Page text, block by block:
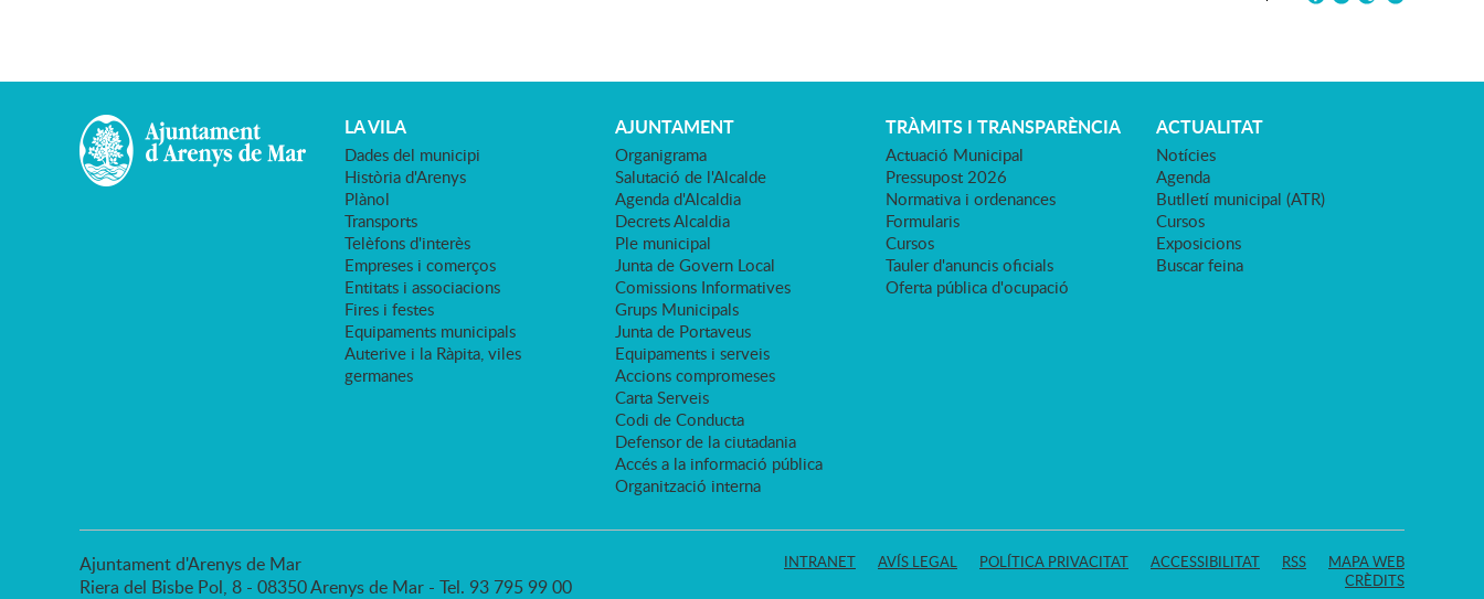
LA VILA
Dades del municipi
Història d'Arenys
Plànol
Transports
Telèfons d'interès
Empreses i comerços
Entitats i associacions
Fires i festes
Equipaments municipals
Auterive i la Ràpita, viles
germanes
AJUNTAMENT
Organigrama
Salutació de l'Alcalde
Agenda d'Alcaldia
Decrets Alcaldia
Ple municipal
Junta de Govern Local
Comissions Informatives
Grups Municipals
Junta de Portaveus
Equipaments i serveis
Accions compromeses
Carta Serveis
Codi de Conducta
Defensor de la ciutadania
Accés a la informació pública
Organització interna
TRÀMITS I TRANSPARÈNCIA
Actuació Municipal
Pressupost 2026
Normativa i ordenances
Formularis
Cursos
Tauler d'anuncis oficials
Oferta pública d'ocupació
ACTUALITAT
Notícies
Agenda
Butlletí municipal (ATR)
Cursos
Exposicions
Buscar feina
Ajuntament d'Arenys de Mar
Riera del Bisbe Pol, 8 - 08350 Arenys de Mar - Tel. 93 795 99 00
INTRANET AVÍS LEGAL POLÍTICA PRIVACITAT ACCESSIBILITAT RSS
MAPA WEB
CRÈDITS